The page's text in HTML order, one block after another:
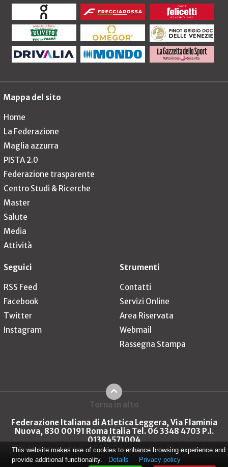
Mappa del sito
Home
La Federazione
Maglia azzurra
PISTA 2.0
Federazione trasparente
Centro Studi & Ricerche
Master
Salute
Media
Attività
Seguici
RSS Feed
Facebook
Twitter
Instagram
Strumenti
Contatti
Servizi Online
Area Riservata
Webmail
Rassegna Stampa
Torna in alto
Federazione Italiana di Atletica Leggera, Via Flaminia
Nuova, 830 00191 Roma Italia Tel. 06 3348 4703 P.I.
01384571004
FIDAL Copyright © 2026 Privacy policy Cookie policy
This website makes use of cookies to enhance browsing experience and
provide additional functionality.
Details Privacy policy